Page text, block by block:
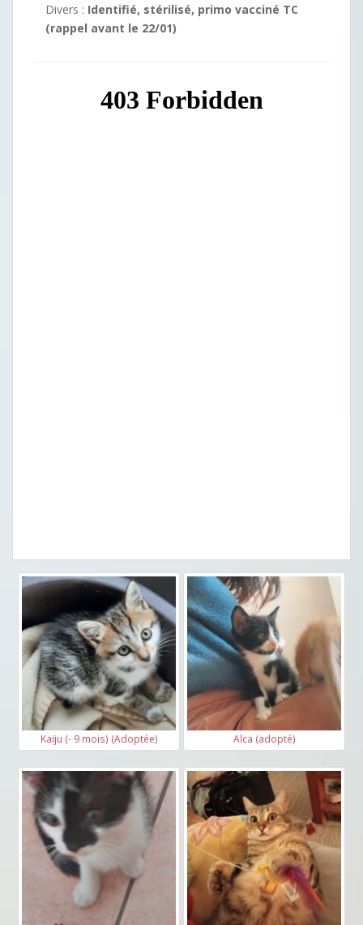
Divers : Identifié, stérilisé, primo vacciné TC
(rappel avant le 22/01)
Kaiju (- 9 mois) (Adoptée) Alca (adopté)